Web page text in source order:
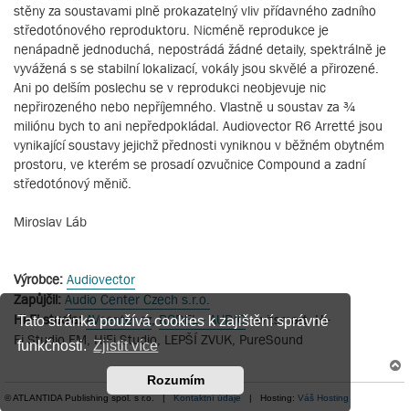
Tato stránka používá cookies k zajištění správné
funkčnosti. Zjistit více
Rozumím
stěny za soustavami plně prokazatelný vliv přídavného zadního
středotónového reproduktoru. Nicméně reprodukce je
nenápadně jednoduchá, nepostrádá žádné detaily, spektrálně je
vyvážená s se stabilní lokalizací, vokály jsou skvělé a přirozené.
Ani po delším poslechu se v reprodukci neobjevuje nic
nepřirozeného nebo nepříjemného. Vlastně u soustav za ¾
miliónu bych to ani nepředpokládal. Audiovector R6 Arretté jsou
vynikající soustavy jejichž přednosti vyniknou v běžném obytném
prostoru, ve kterém se prosadí ozvučnice Compound a zadní
středotónový měnič.
Miroslav Láb
Výrobce: Audiovector
Zapůjčil: Audio Center Czech s.r.o.
Hi-Fi studia: AVcenter.cz,RODEL - AUDIO, Avitsmart, Hi-
Fi Studio FM, HiFi Studio, LEPŠÍ ZVUK, PureSound
© ATLANTIDA Publishing spol. s r.o. |Kontaktní údaje| Hosting: Váš Hosting